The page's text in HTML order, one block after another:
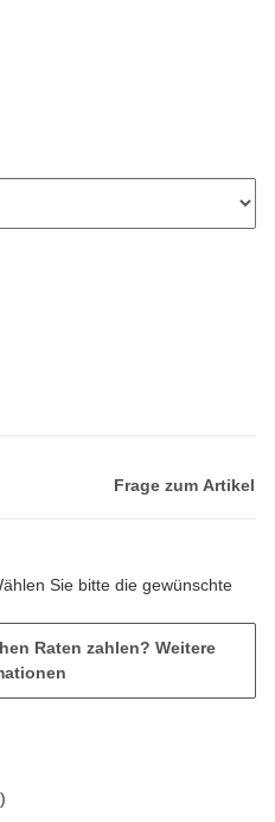
Frage zum Artikel
Sie bitte die gewünschte
Raten zahlen? Weitere